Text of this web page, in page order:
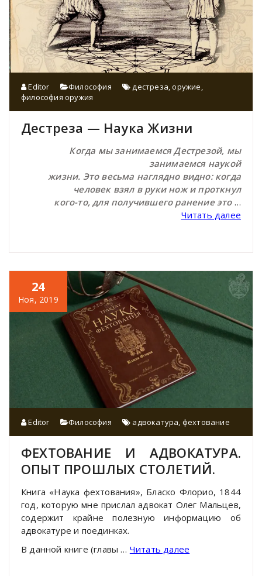
Editor Философия дестреза ,оружие
философия оружия
Дестреза — Наука Жизни
Когда мы занимаемся Дестрезой, мы
занимаемся наукой
жизни. Это весьма наглядно видно: когда
человек взял в руки нож и проткнул
кого-то, для получившего ранение это …
Читать далее
24
Ноя, 2019
Editor Философия адвокатура фехтование
ФЕХТОВАНИЕ И АДВОКАТУРА.
ОПЫТ ПРОШЛЫХ СТОЛЕТИЙ.
Книга «Наука фехтования», Бласко Флорио, 1844
год, которую мне прислал адвокат Олег Мальцев,
содержит крайне полезную информацию об
адвокатуре и поединках.
В данной книге (главы … Читать далее